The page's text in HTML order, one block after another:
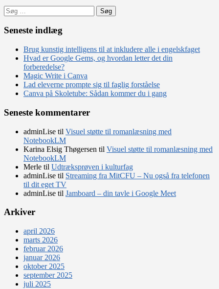
Søg
efter:
Seneste indlæg
Brug kunstig intelligens til at inkludere alle i engelskfaget
Hvad er Google Gems, og hvordan letter det din
forberedelse?
Magic Write i Canva
Lad eleverne prompte sig til faglig forståelse
Canva på Skoletube: Sådan kommer du i gang
Seneste kommentarer
adminLise til Visuel støtte til romanlæsning med
NotebookLM
Karina Elsig Thøgersen til Visuel støtte til romanlæsning med
NotebookLM
Merle til Udtræksprøven i kulturfag
adminLise til Streaming fra MitCFU – Nu også fra telefonen
til dit eget TV
adminLise til Jamboard – din tavle i Google Meet
Arkiver
april 2026
marts 2026
februar 2026
januar 2026
oktober 2025
september 2025
juli 2025